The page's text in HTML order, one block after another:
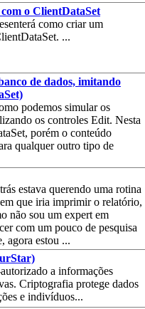
o ClientDataSet
como criar um
...
de dados, imitando
podemos simular os
os controles Edit. Nesta
porém o conteúdo
qualquer outro tipo de
estava querendo uma rotina
que iria imprimir o relatório,
não sou um expert em
com um pouco de pesquisa
agora estou ...
a informações
Criptografia protege dados
e indivíduos...